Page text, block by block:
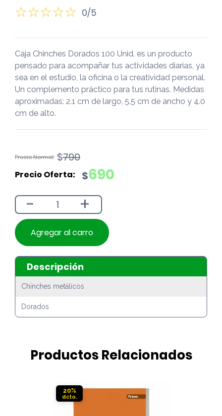
0/5
Caja Chinches Dorados 100 Unid. es un producto
pensado para acompañar tus actividades diarias, ya
sea en el estudio, la oficina o la creatividad personal.
Un complemento práctico para tus rutinas. Medidas
aproximadas: 2.1 cm de largo, 5.5 cm de ancho y 4.0
cm de alto.
$790
El
original
$790.
$690
El
actual
$690.
- +
Agregar al carro
Descripción
Chinches metálicos
Dorados
Productos Relacionados
20%